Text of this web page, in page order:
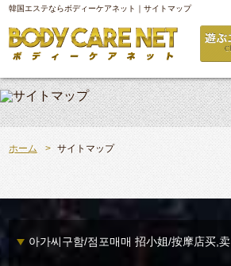
韓国エステならボディーケアネット｜サイトマップ
ホーム サイトマップ
아가씨구함/점포매매 招小姐/按摩店买,卖